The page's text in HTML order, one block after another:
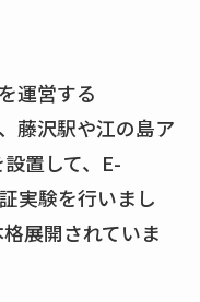
運営する
藤沢駅や江の島ア
置して、E-
実験を行いまし
展開されていま